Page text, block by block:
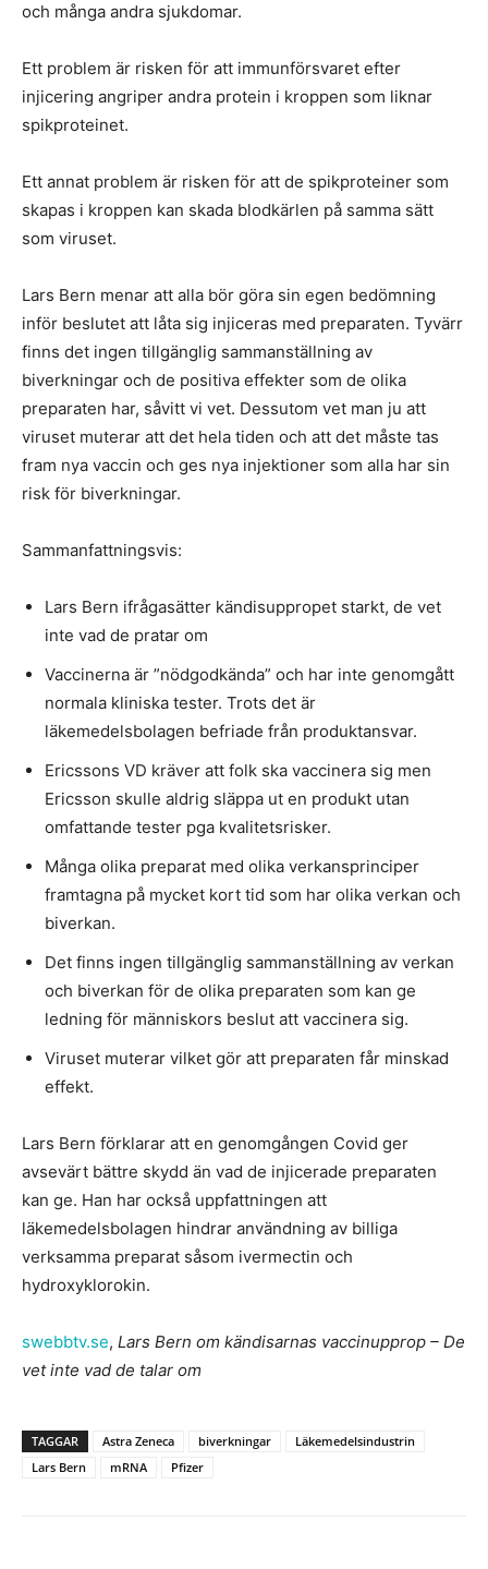
och många andra sjukdomar.
Ett problem är risken för att immunförsvaret efter
injicering angriper andra protein i kroppen som liknar
spikproteinet.
Ett annat problem är risken för att de spikproteiner som
skapas i kroppen kan skada blodkärlen på samma sätt
som viruset.
Lars Bern menar att alla bör göra sin egen bedömning
inför beslutet att låta sig injiceras med preparaten. Tyvärr
finns det ingen tillgänglig sammanställning av
biverkningar och de positiva effekter som de olika
preparaten har, såvitt vi vet. Dessutom vet man ju att
viruset muterar att det hela tiden och att det måste tas
fram nya vaccin och ges nya injektioner som alla har sin
risk för biverkningar.
Sammanfattningsvis:
Lars Bern ifrågasätter kändisuppropet starkt, de vet
inte vad de pratar om
Vaccinerna är ”nödgodkända” och har inte genomgått
normala kliniska tester. Trots det är
läkemedelsbolagen befriade från produktansvar.
Ericssons VD kräver att folk ska vaccinera sig men
Ericsson skulle aldrig släppa ut en produkt utan
omfattande tester pga kvalitetsrisker.
Många olika preparat med olika verkansprinciper
framtagna på mycket kort tid som har olika verkan och
biverkan.
Det finns ingen tillgänglig sammanställning av verkan
och biverkan för de olika preparaten som kan ge
ledning för människors beslut att vaccinera sig.
Viruset muterar vilket gör att preparaten får minskad
effekt.
Lars Bern förklarar att en genomgången Covid ger
avsevärt bättre skydd än vad de injicerade preparaten
kan ge. Han har också uppfattningen att
läkemedelsbolagen hindrar användning av billiga
verksamma preparat såsom ivermectin och
hydroxyklorokin.
swebbtv.se, Lars Bern om kändisarnas vaccinupprop – De
vet inte vad de talar om
TAGGAR Astra Zeneca biverkningar
Läkemedelsindustrin
Lars Bern
mRNA Pfizer